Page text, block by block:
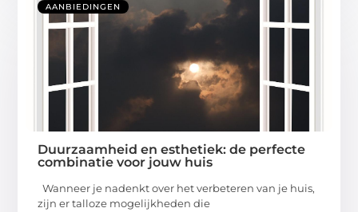
AANBIEDINGEN
Duurzaamheid en esthetiek: de perfecte
combinatie voor jouw huis
Wanneer je nadenkt over het verbeteren van je huis,
zijn er talloze mogelijkheden die